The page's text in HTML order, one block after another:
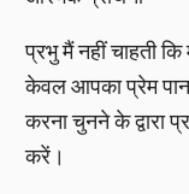
प्रभु मैं नहीं चाहती
केवल आपका प्रेम
करना चुनने के द्वारा
करें।